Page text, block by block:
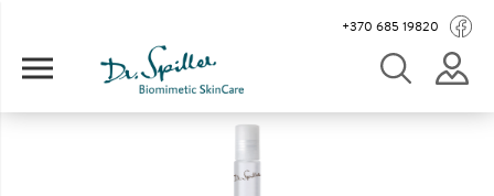
+370 685 19820
Image